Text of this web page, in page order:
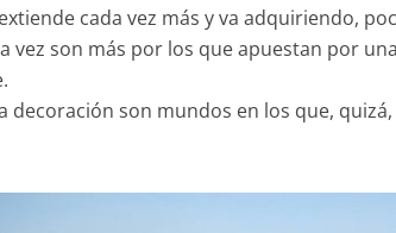
cada vez más y va adquiriendo,
vez son más por los que apuestan por
decoración son mundos en los que,